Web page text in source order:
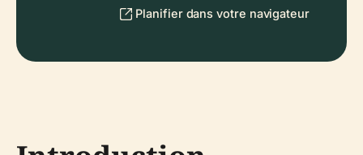
Planifier dans votre navigateur